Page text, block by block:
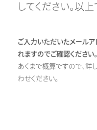
してください。以
ご入力いただいたメール
れますのでご確認ください。
あくまで概算ですので、
わせください。